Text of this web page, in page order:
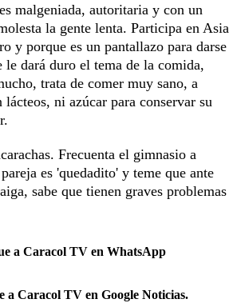
malgeniada, autoritaria y con un
la gente lenta. Participa en Asia
y porque es un pantallazo para darse
le dará duro el tema de la comida,
trata de comer muy sano, a
lácteos, ni azúcar para conservar su
Frecuenta el gimnasio a
es 'quedadito' y teme que ante
sabe que tienen graves problemas
a Caracol TV en WhatsApp
a Caracol TV en Google Noticias.